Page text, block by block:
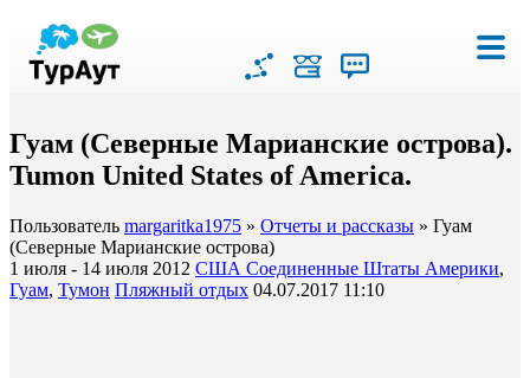
Гуам (Северные Марианские острова).
Tumon United States of America.
Пользователь margaritka1975 » Отчеты и рассказы » Гуам
(Северные Марианские острова)
1 июля - 14 июля 2012 США Соединенные Штаты Америки,
Гуам, Тумон Пляжный отдых 04.07.2017 11:10